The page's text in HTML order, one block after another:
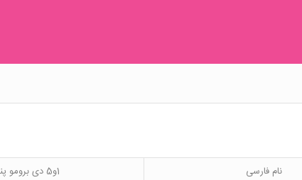
نام فارسی
1و5 دی برومو پنتان